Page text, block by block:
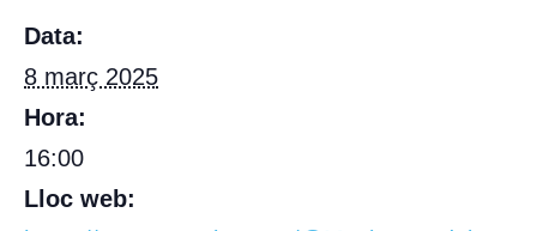
Data:
8 març 2025
Hora:
16:00
Lloc web: